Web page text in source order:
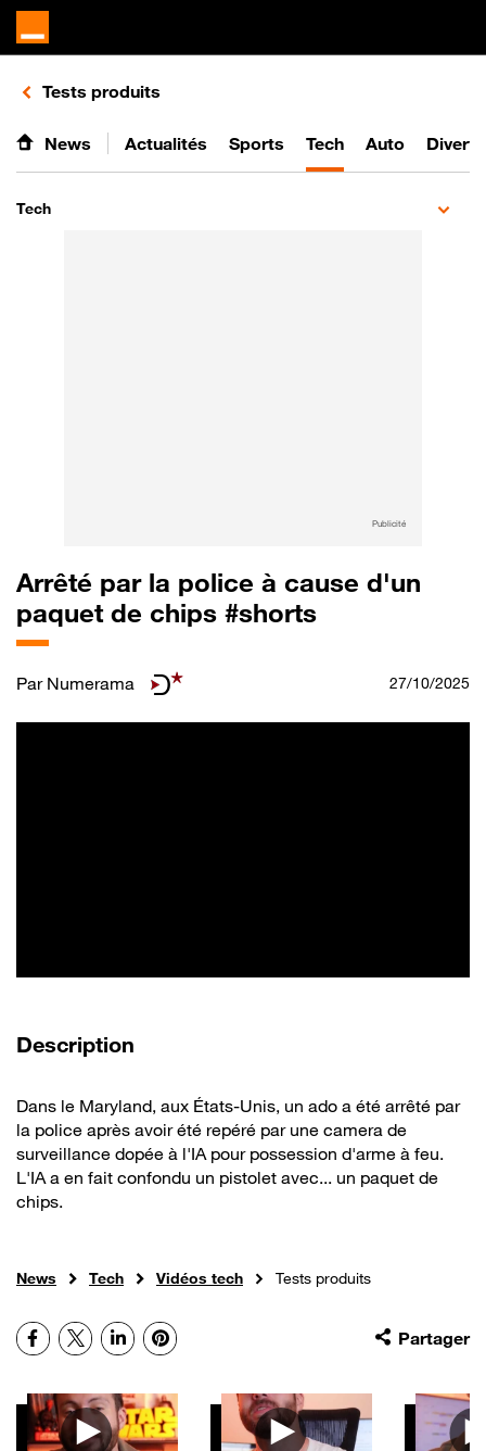
Retours vers le listing de vidéos de la catégorie
Tests produits
News Actualités Sports Tech Auto
Tech
Publicité
Arrêté par la police à cause d'un
paquet de chips #shorts
Par Numerama 27/10/2025
Description
Dans le Maryland, aux États-Unis, un ado a été arrêté par
la police après avoir été repéré par une camera de
surveillance dopée à l'IA pour possession d'arme à feu.
L'IA a en fait confondu un pistolet avec... un paquet de
chips.
News Tech Vidéos tech Tests produits
Partager
Facebook
X LinkedInPinterest
Autres vidéos